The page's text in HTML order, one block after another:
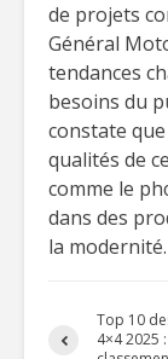
de projets
Général
tendances
besoins du
constate
qualités de
comme le
dans des
la modernité.
Top 10
4×4 2025